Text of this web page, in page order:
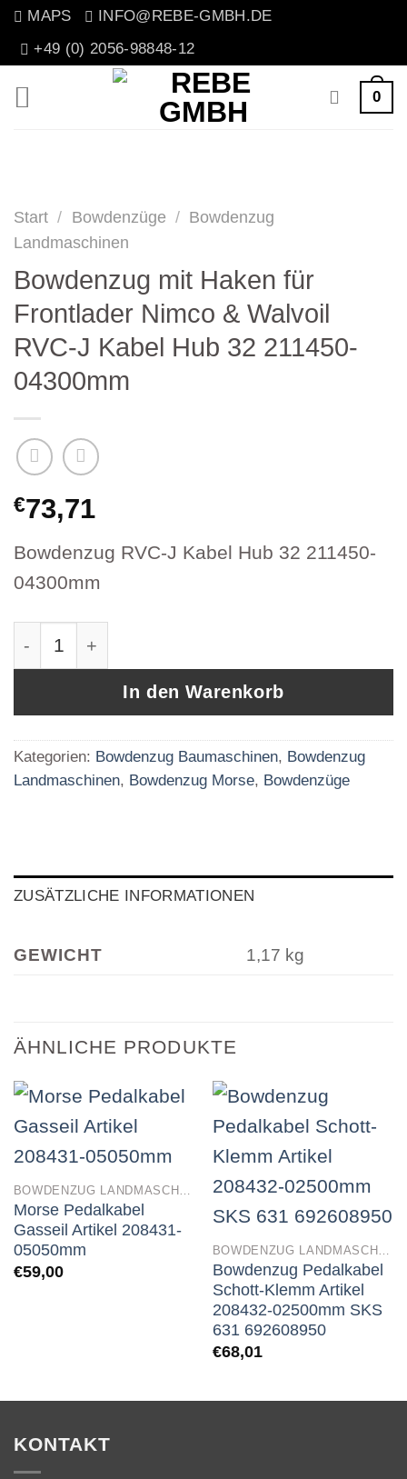
Zum
Inhalt
MAPS
INFO@REBE-GMBH.DE
+49 (0) 2056-98848-12
0
Start / Bowdenzüge / Bowdenzug
Landmaschinen
Bowdenzug mit Haken für
Frontlader Nimco & Walvoil
RVC-J Kabel Hub 32 211450-
04300mm
€73,71
Bowdenzug RVC-J Kabel Hub 32 211450-
04300mm
In den Warenkorb
Kategorien: Bowdenzug Baumaschinen, Bowdenzug
Landmaschinen, Bowdenzug Morse, Bowdenzüge
ZUSÄTZLICHE INFORMATIONEN
GEWICHT 1,17 kg
ÄHNLICHE PRODUKTE
Morse Pedalkabel
Gasseil Artikel 208431-
05050mm
€59,00
Bowdenzug Pedalkabel
Schott-Klemm Artikel
208432-02500mm SKS
631 692608950
€68,01
KONTAKT